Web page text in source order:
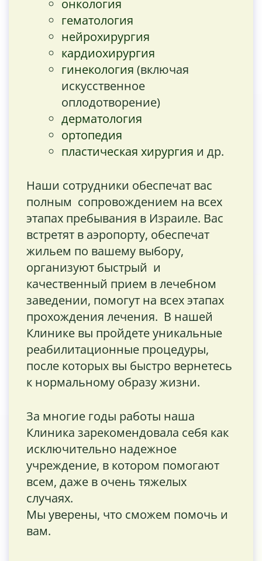
онкология
гематология
нейрохирургия
кардиохирургия
гинекология (включая
искусственное
оплодотворение)
дерматология
ортопедия
пластическая хирургия и др.
Наши сотрудники обеспечат вас
полным сопровождением на всех
этапах пребывания в Израиле. Вас
встретят в аэропорту, обеспечат
жильем по вашему выбору,
организуют быстрый и
качественный прием в лечебном
заведении, помогут на всех этапах
прохождения лечения. В нашей
Клинике вы пройдете уникальные
реабилитационные процедуры,
после которых вы быстро вернетесь
к нормальному образу жизни.
За многие годы работы наша
Клиника зарекомендовала себя как
исключительно надежное
учреждение, в котором помогают
всем, даже в очень тяжелых
случаях.
Мы уверены, что сможем помочь и
вам.